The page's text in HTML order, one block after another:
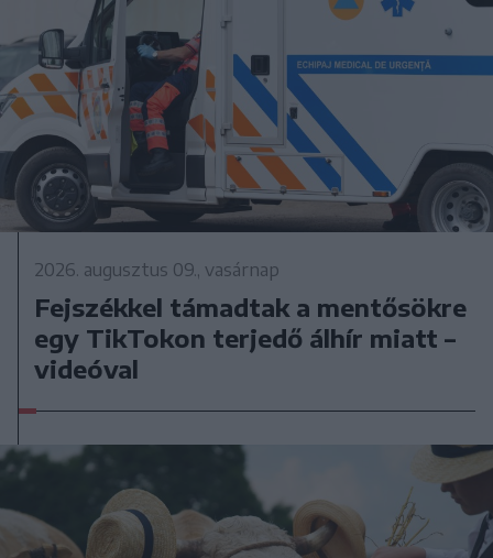
2026. augusztus 09., vasárnap
Fejszékkel támadtak a mentősökre
egy TikTokon terjedő álhír miatt –
videóval